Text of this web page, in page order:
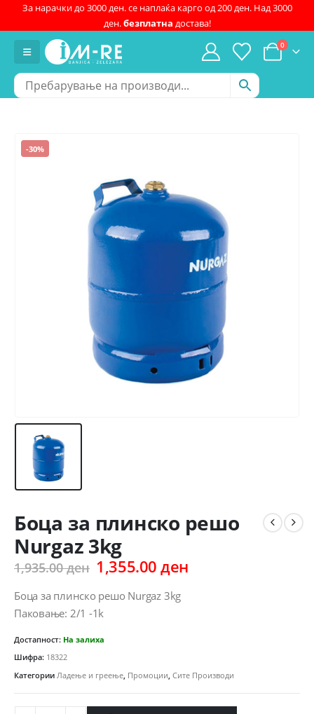
За нарачки до 3000 ден. се наплаќа карго од 200 ден. Над 3000
ден.безплатна достава!
0
-30%
Боца за плинско решо
Nurgaz 3kg
1,935.00ден Original
price
was:
1,935.00 ден.
1,355.00ден
Боца за плинско решо Nurgaz 3kg
Паковање: 2/1 -1k
Достапност: На залиха
Шифра: 18322
Категории Ладење и греење Промоции Сите Производи